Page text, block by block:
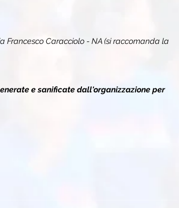
Francesco Caracciolo - NA (si raccomanda la
e sanificate dall'organizzazione per